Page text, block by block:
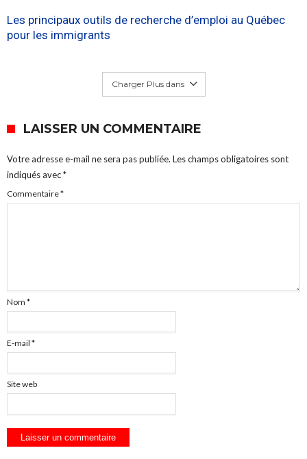
Les principaux outils de recherche d’emploi au Québec
pour les immigrants
Charger Plus dans
LAISSER UN COMMENTAIRE
Votre adresse e-mail ne sera pas publiée. Les champs obligatoires sont
indiqués avec*
Commentaire*
Nom *
E-mail *
Site web